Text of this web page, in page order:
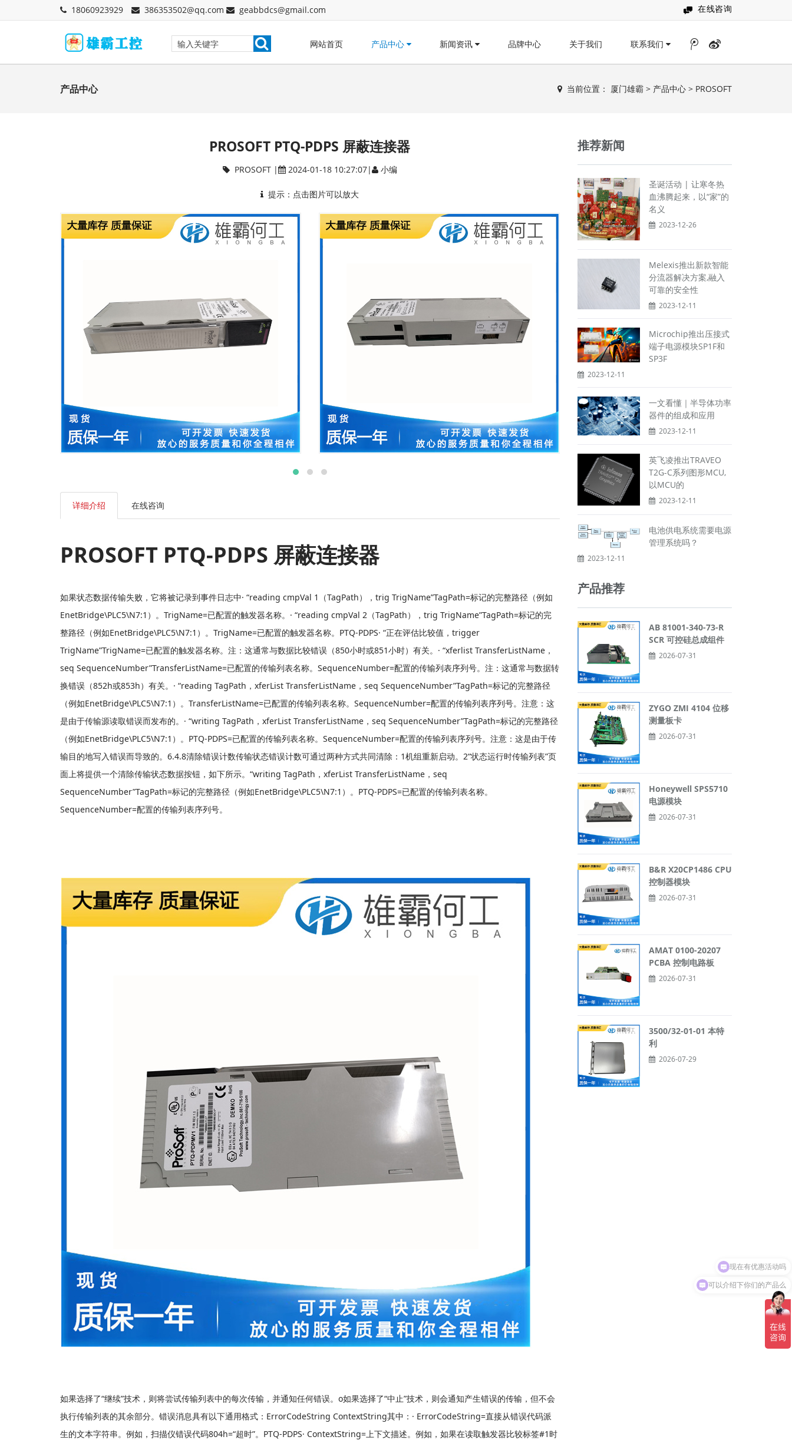
18060923929 386353502@qq.com geabbdcs@gmail.com 在线咨询
网站首页 产品中心 新闻资讯 品牌中心 关于我们 联系我们
产品中心 当前位置： 厦门雄霸 > 产品中心 > PROSOFT
PROSOFT PTQ-PDPS 屏蔽连接器
PROSOFT| 2024-01-18 10:27:07| 小编
提示：点击图片可以放大
详细介绍 在线咨询
PROSOFT PTQ-PDPS 屏蔽连接器
如果状态数据传输失败，它将被记录到事件日志中· “reading cmpVal 1（TagPath），trig TrigName”TagPath=标记的完整路径（例如
EnetBridge\PLC5\N7:1）。TrigName=已配置的触发器名称。· “reading cmpVal 2（TagPath），trig TrigName”TagPath=标记的完
整路径（例如EnetBridge\PLC5\N7:1）。TrigName=已配置的触发器名称。PTQ-PDPS· “正在评估比较值，trigger
TrigName”TrigName=已配置的触发器名称。注：这通常与数据比较错误（850小时或851小时）有关。· “xferlist TransferListName，
seq SequenceNumber”TransferListName=已配置的传输列表名称。SequenceNumber=配置的传输列表序列号。注：这通常与数据转
换错误（852h或853h）有关。· “reading TagPath，xferList TransferListName，seq SequenceNumber”TagPath=标记的完整路径
（例如EnetBridge\PLC5\N7:1）。TransferListName=已配置的传输列表名称。SequenceNumber=配置的传输列表序列号。注意：这
是由于传输源读取错误而发布的。· “writing TagPath，xferList TransferListName，seq SequenceNumber”TagPath=标记的完整路径
（例如EnetBridge\PLC5\N7:1）。PTQ-PDPS=已配置的传输列表名称。SequenceNumber=配置的传输列表序列号。注意：这是由于传
输目的地写入错误而导致的。6.4.8清除错误计数传输状态错误计数可通过两种方式共同清除：1机组重新启动。2“状态运行时传输列表”页
面上将提供一个清除传输状态数据按钮，如下所示。“writing TagPath，xferList TransferListName，seq
SequenceNumber”TagPath=标记的完整路径（例如EnetBridge\PLC5\N7:1）。PTQ-PDPS=已配置的传输列表名称。
SequenceNumber=配置的传输列表序列号。
如果选择了“继续”技术，则将尝试传输列表中的每次传输，并通知任何错误。o如果选择了“中止”技术，则会通知产生错误的传输，但不会
执行传输列表的其余部分。错误消息具有以下通用格式：ErrorCodeString ContextString其中：· ErrorCodeString=直接从错误代码派
生的文本字符串。例如，扫描仪错误代码804h=“超时”。PTQ-PDPS· ContextString=上下文描述。例如，如果在读取触发器比较标签#1时
推荐新闻
圣诞活动 | 让寒冬热
血沸腾起来，以“家”的
名义
2023-12-26
Melexis推出新款智能
分流器解决方案,融入
可靠的安全性
2023-12-11
Microchip推出压接式
端子电源模块SP1F和
SP3F
2023-12-11
一文看懂｜半导体功率
器件的组成和应用
2023-12-11
英飞凌推出TRAVEO
T2G-C系列图形MCU,
以MCU的
2023-12-11
电池供电系统需要电源
管理系统吗？
2023-12-11
产品推荐
AB 81001-340-73-R
SCR 可控硅总成组件
2026-07-31
ZYGO ZMI 4104 位移
测量板卡
2026-07-31
Honeywell SPS5710
电源模块
2026-07-31
B&R X20CP1486 CPU
控制器模块
2026-07-31
AMAT 0100-20207
PCBA 控制电路板
2026-07-31
3500/32-01-01 本特
利
2026-07-29